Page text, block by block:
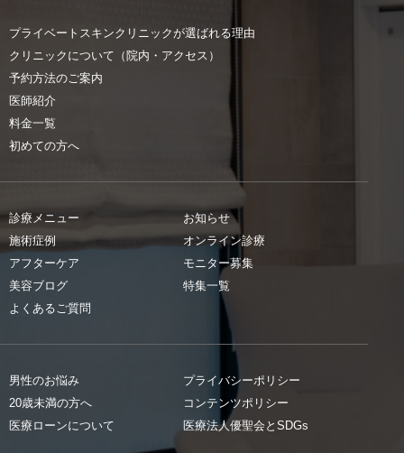
プライベートスキンクリニックが選ばれる理由
クリニックについて（院内・アクセス）
予約方法のご案内
医師紹介
料金一覧
初めての方へ
診療メニュー
施術症例
アフターケア
美容ブログ
よくあるご質問
お知らせ
オンライン診療
モニター募集
特集一覧
男性のお悩み
20歳未満の方へ
医療ローンについて
プライバシーポリシー
コンテンツポリシー
医療法人優聖会とSDGs